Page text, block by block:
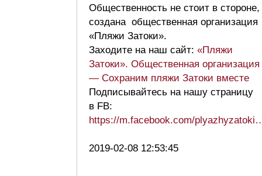
Общественность не стоит в стороне,
создана общественная организация
«Пляжи Затоки».
Заходите на наш сайт: «Пляжи
Затоки». Общественная организация
— Сохраним пляжи Затоки вместе
Подписывайтесь на нашу страницу
в FB:
https://m.facebook.com/
2019-02-08 12:53:45